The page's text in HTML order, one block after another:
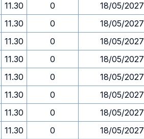
11.30 0
18/05/2027
11.30 0
18/05/2027
11.30 0
18/05/2027
11.30 0
18/05/2027
11.30 0
18/05/2027
11.30 0
18/05/2027
11.30 0
18/05/2027
11.30 0
18/05/2027